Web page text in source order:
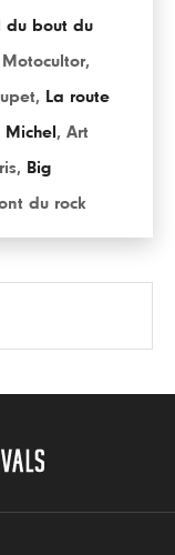
du bout du
Motocultor,
, La route
, Art
, Big
du rock